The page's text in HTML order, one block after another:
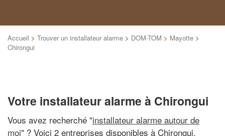
Accueil > Trouver un installateur alarme > DOM-TOM > Mayotte >
Chirongui
Votre installateur alarme à Chirongui
Vous avez recherché "installateur alarme autour de
moi" ? Voici 2 entreprises disponibles à Chirongui,